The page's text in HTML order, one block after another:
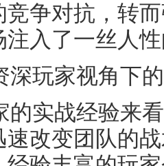
竞争对抗，转
注入了一丝人
深玩家视角下
的实战经验来
速改变团队的